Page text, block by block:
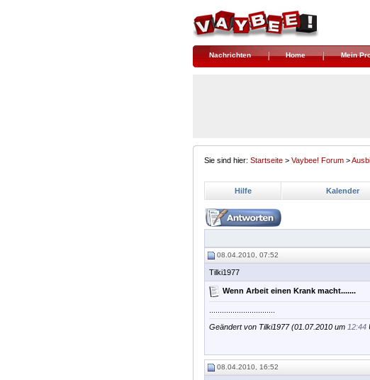
Nachrichten Home Mein
Sie sind hier: Startseite > Vaybee! Forum >
Hilfe Kalender
08.04.2010, 07:52
Tilki1977
Wenn Arbeit einen Krank macht.......
Geändert von Tilki1977 (01.07.2010 um 12:44
08.04.2010, 16:52